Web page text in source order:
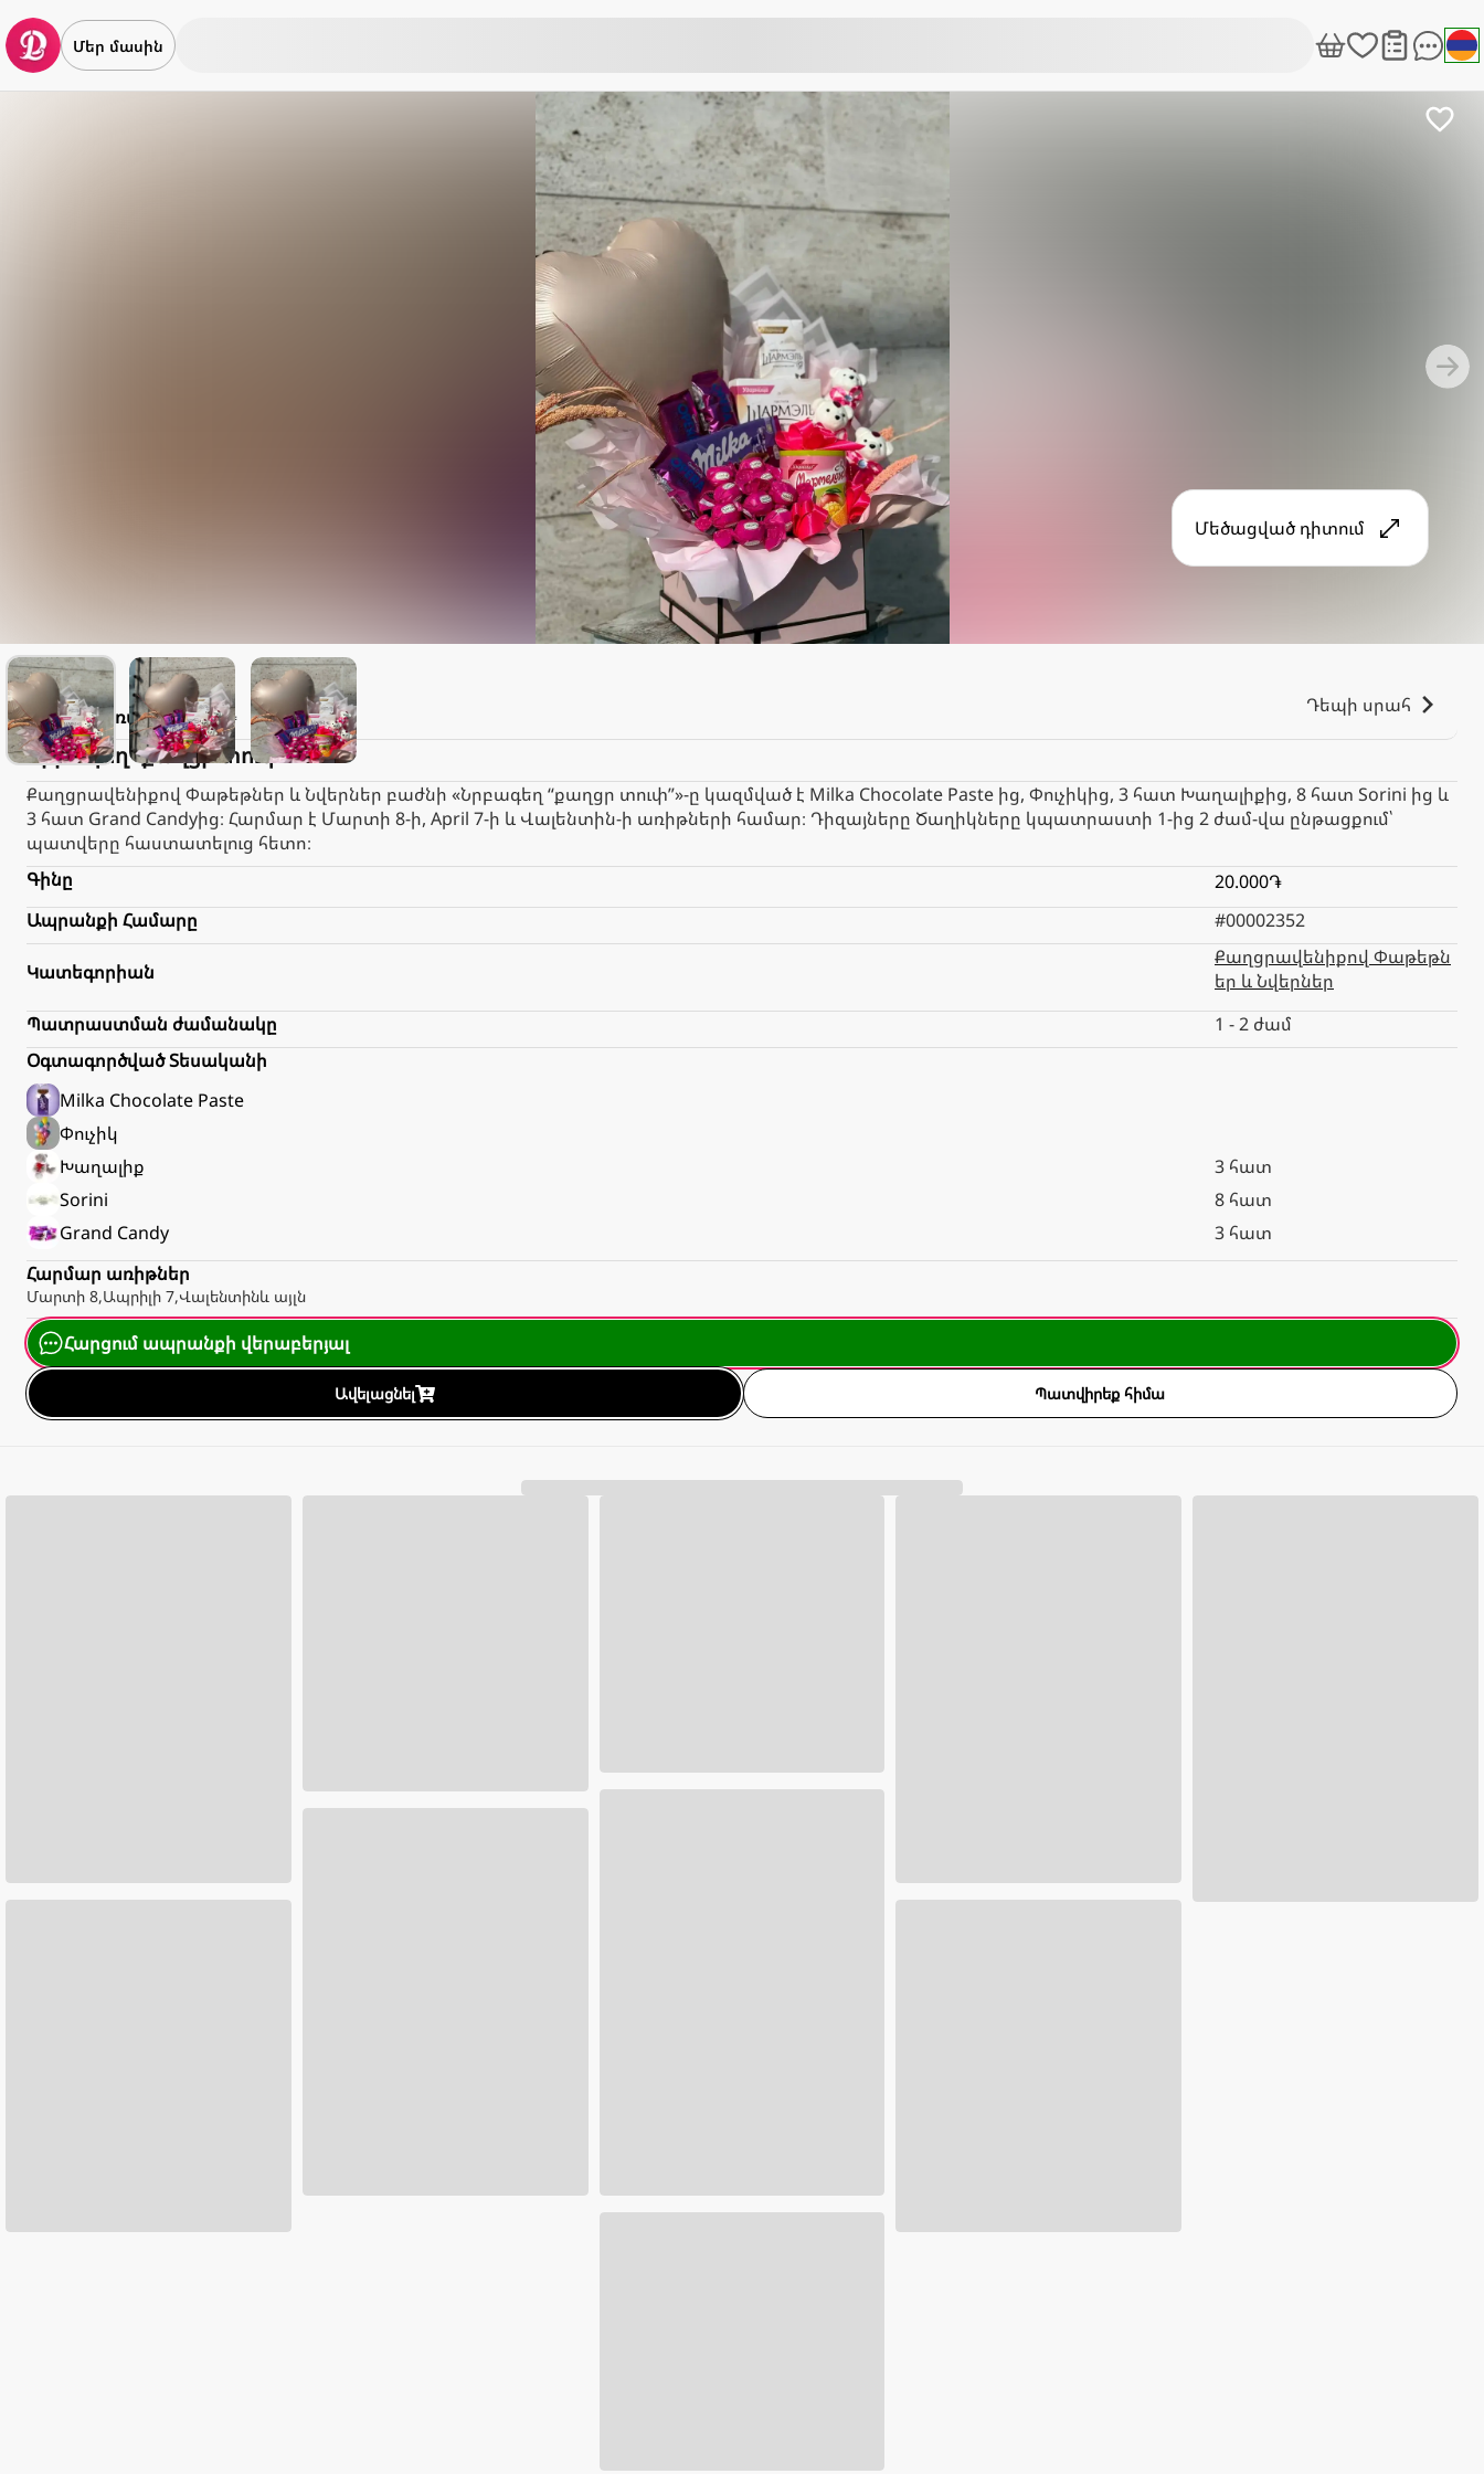
Մեր մասին
Մեծացված դիտում
Lilith
Առաքում2.000֏ Դեպի սրահ
Նրբագեղ “քաղցր տուփ”
Քաղցրավենիքով Փաթեթներ և Նվերներ բաժնի «Նրբագեղ “քաղցր տուփ”»-ը կազմված է Milka Chocolate Paste ից, Փուչիկից, 3 հատ Խաղալիքից, 8 հատ Sorini ից և
3 հատ Grand Candyից։ Հարմար է Մարտի 8-ի, April 7-ի և Վալենտին-ի առիթների համար։ Դիզայները Ծաղիկները կպատրաստի 1-ից 2 ժամ-վա ընթացքում՝
պատվերը հաստատելուց հետո։
Գինը
20.000֏
Ապրանքի Համարը
#00002352
Կատեգորիան
Քաղցրավենիքով Փաթեթն
եր և Նվերներ
Պատրաստման ժամանակը
1 - 2 ժամ
Օգտագործված Տեսականի
Milka Chocolate Paste
Փուչիկ
Խաղալիք
3 հատ
Sorini
8 հատ
Grand Candy
3 հատ
Հարմար առիթներ
Մարտի 8,Ապրիլի 7,Վալենտինև այլն
Հարցում ապրանքի վերաբերյալ
Ավելացնել Պատվիրեք հիմա